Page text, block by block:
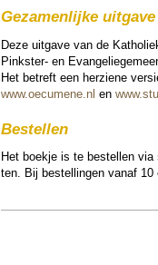
Ge­za­men­lijke uitgave
Deze uitgave van de
Pinkster- en
Het betreft een herziene
www.oecumene.nl en
Be­stel­len
Het boekje is te be­stel­len via
ten. Bij be­stel­lingen vanaf